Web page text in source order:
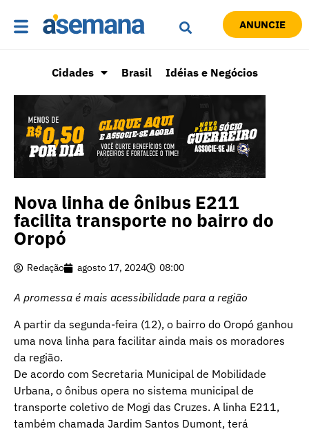
ANUNCIE
Cidades Brasil Idéias e Negócios
Nova linha de ônibus E211
facilita transporte no bairro do
Oropó
Redação agosto 17, 2024 08:00
A promessa é mais acessibilidade para a região
A partir da segunda-feira (12), o bairro do Oropó ganhou
uma nova linha para facilitar ainda mais os moradores
da região.
De acordo com Secretaria Municipal de Mobilidade
Urbana, o ônibus opera no sistema municipal de
transporte coletivo de Mogi das Cruzes. A linha E211,
também chamada Jardim Santos Dumont, terá